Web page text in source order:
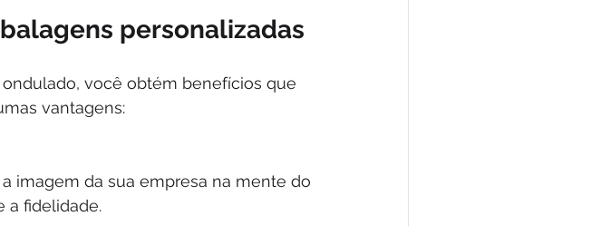
personalizadas
você obtém benefícios que
vantagens:
a fidelidade.